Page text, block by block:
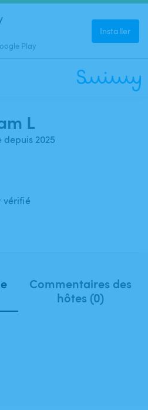
Play
Installer
L
2025
vérifié
Commentaires des
hôtes (0)